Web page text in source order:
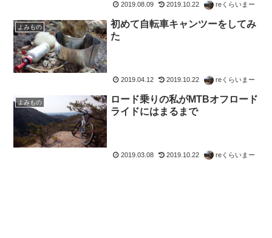
2019.08.09 2019.10.22 reくらいまー
よみもの
初めて自転車キャンツーをしてみ
た
2019.04.12 2019.10.22 reくらいまー
よみもの
ロード乗りの私がMTBオフロード
ライドにはまるまで
2019.03.08 2019.10.22 reくらいまー